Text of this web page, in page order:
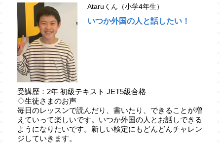
Ataruくん（小学4年生）
いつか外国の人と話したい！
受講歴：2年 初級テキスト JET5級合格
◇生徒さまのお声
毎日のレッスンで読んだり、書いたり、できることが増
えていって楽しいです。いつか外国の人とお話しできる
ようになりたいです。新しい検定にもどんどんチャレン
ジしていきます。